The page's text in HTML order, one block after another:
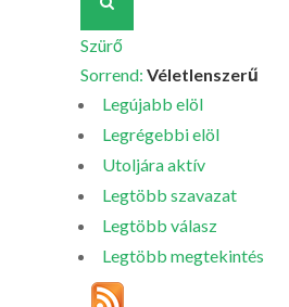
Szürő
Sorrend: Véletlenszerű
Legújabb elöl
Legrégebbi elöl
Utoljára aktív
Legtöbb szavazat
Legtöbb válasz
Legtöbb megtekintés